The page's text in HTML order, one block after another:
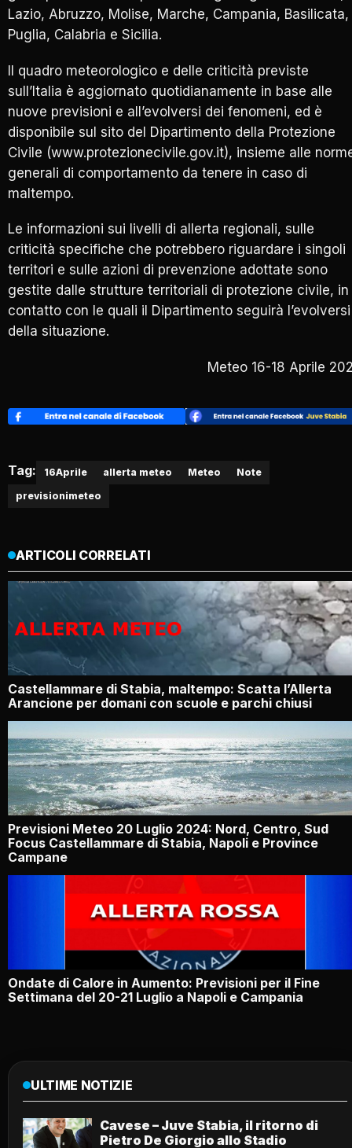
Lazio, Abruzzo, Molise, Marche, Campania, Basilicata,
Puglia, Calabria e Sicilia.
Il quadro meteorologico e delle criticità previste
sull’Italia è aggiornato quotidianamente in base alle
nuove previsioni e all’evolversi dei fenomeni, ed è
disponibile sul sito del Dipartimento della Protezione
Civile (www.protezionecivile.gov.it), insieme alle
generali di comportamento da tenere in caso di
maltempo.
Le informazioni sui livelli di allerta regionali, sulle
criticità specifiche che potrebbero riguardare i singoli
territori e sulle azioni di prevenzione adottate sono
gestite dalle strutture territoriali di protezione civile, in
contatto con le quali il Dipartimento seguirà l’evolversi
della situazione.
Meteo 16-18 Aprile
Tag: 16Aprile allerta meteo Meteo
Note
previsionimeteo
ARTICOLI CORRELATI
Castellammare di Stabia, maltempo: Scatta l’Allerta
Arancione per domani con scuole e parchi chiusi
Previsioni Meteo 20 Luglio 2024: Nord, Centro, Sud
Focus Castellammare di Stabia, Napoli e Province
Campane
Ondate di Calore in Aumento: Previsioni per il Fine
Settimana del 20-21 Luglio a Napoli e Campania
ULTIME NOTIZIE
Cavese – Juve Stabia, il ritorno di
Pietro De Giorgio allo Stadio